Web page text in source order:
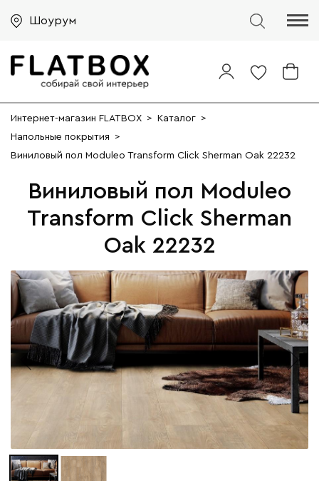
Шоурум
Интернет-магазин FLATBOX > Каталог >
Напольные покрытия
>
Виниловый пол Moduleo Transform Click Sherman Oak 22232
Виниловый пол Moduleo
Transform Click Sherman
Oak 22232